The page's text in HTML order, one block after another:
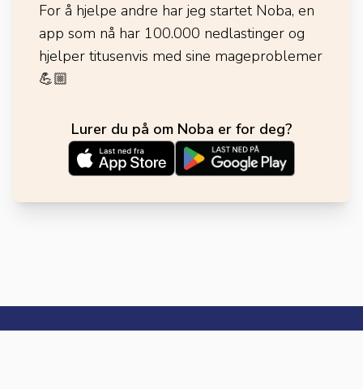
For å hjelpe andre har jeg startet Noba, en
app som nå har 100.000 nedlastinger og
hjelper titusenvis med sine mageproblemer
💪🏼
Lurer du på om Noba er for deg?